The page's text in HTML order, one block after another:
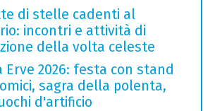
di stelle cadenti al
incontri e attività di
della volta celeste
Erve 2026: festa con stand
sagra della polenta,
d'artificio